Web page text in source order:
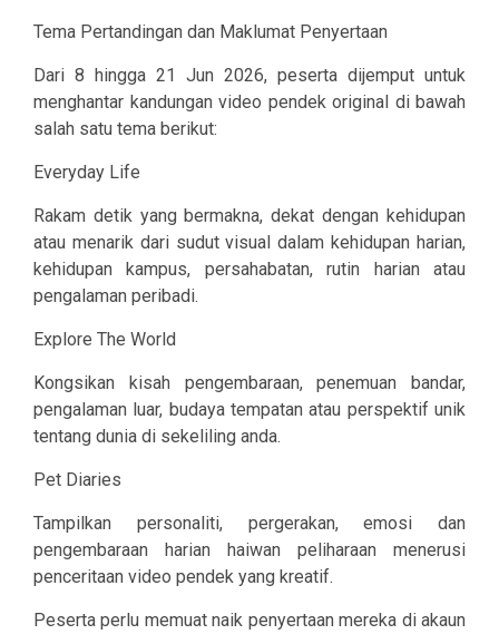
Tema Pertandingan dan Maklumat Penyertaan
Dari 8 hingga 21 Jun 2026, peserta dijemput untuk
menghantar kandungan video pendek original di bawah
salah satu tema berikut:
Everyday Life
Rakam detik yang bermakna, dekat dengan kehidupan
atau menarik dari sudut visual dalam kehidupan harian,
kehidupan kampus, persahabatan, rutin harian atau
pengalaman peribadi.
Explore The World
Kongsikan kisah pengembaraan, penemuan bandar,
pengalaman luar, budaya tempatan atau perspektif unik
tentang dunia di sekeliling anda.
Pet Diaries
Tampilkan personaliti, pergerakan, emosi dan
pengembaraan harian haiwan peliharaan menerusi
penceritaan video pendek yang kreatif.
Peserta perlu memuat naik penyertaan mereka di akaun